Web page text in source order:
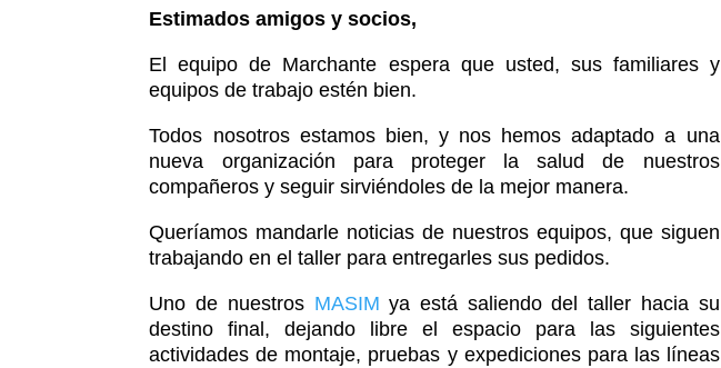
Estimados amigos y socios,
El equipo de Marchante espera que usted, sus familiares y
equipos de trabajo estén bien.
Todos nosotros estamos bien, y nos hemos adaptado a una
nueva organización para proteger la salud de nuestros
compañeros y seguir sirviéndoles de la mejor manera.
Queríamos mandarle noticias de nuestros equipos, que siguen
trabajando en el taller para entregarles sus pedidos.
Uno de nuestros MASIM ya está saliendo del taller hacia su
destino final, dejando libre el espacio para las siguientes
actividades de montaje, pruebas y expediciones para las líneas